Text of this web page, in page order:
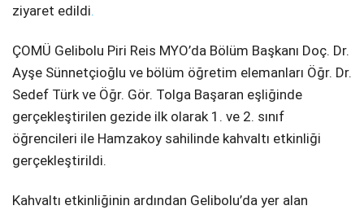
ziyaret edildi.
ÇOMÜ Gelibolu Piri Reis MYO’da Bölüm Başkanı Doç. Dr.
Ayşe Sünnetçioğlu ve bölüm öğretim elemanları Öğr. Dr.
Sedef Türk ve Öğr. Gör. Tolga Başaran eşliğinde
gerçekleştirilen gezide ilk olarak 1. ve 2. sınıf
öğrencileri ile Hamzakoy sahilinde kahvaltı etkinliği
gerçekleştirildi.
Kahvaltı etkinliğinin ardından Gelibolu’da yer alan